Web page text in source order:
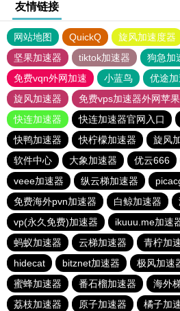
友情链接
网站地图 QuickQ 旋风加速度器
坚果加速器
tiktok加速器
狗急加
免费vqn外网加速
小蓝鸟 优途
旋风加速器
免费vps加速器外网苹
快连加速器
快连加速器官网入口
快鸭加速器
快柠檬加速器 旋风
软件中心
大象加速器 优云666
veee加速器
纵云梯加速器
免费海外pvn加速器
白鲸加速器
vp(永久免费)加速器
ikuuu.me加速
蚂蚁加速器
云梯加速器 青柠加
hidecat
bitznet加速器 极风加速
蜜蜂加速器
番石榴加速器 海外
荔枝加速器
原子加速器 橘子加